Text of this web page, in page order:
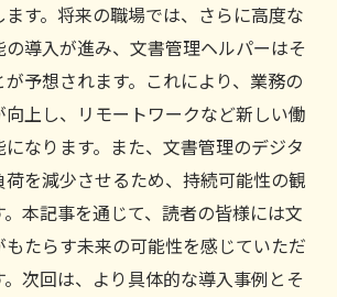
す。将来の職場では、さらに高度な
の導入が進み、文書管理ヘルパーはそ
予想されます。これにより、業務の
上し、リモートワークなど新しい働
なります。また、文書管理のデジタ
を減少させるため、持続可能性の観
本記事を通じて、読者の皆様には文
たらす未来の可能性を感じていただ
次回は、より具体的な導入事例とそ